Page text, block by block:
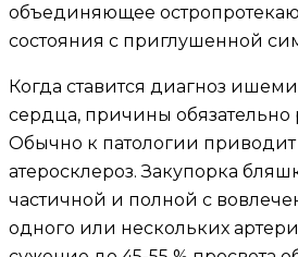
объединяющее
состояния с приглушенной
Когда ставится диагноз
сердца, причины обязательно
Обычно к патологии
атеросклероз. Закупорка
частичной и полной с
одного или нескольких